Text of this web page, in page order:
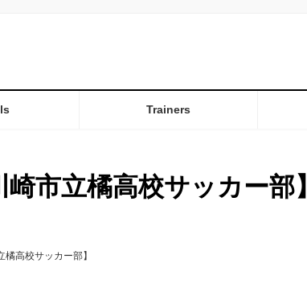
Trainers
市立橘高校サッカー部】
高校サッカー部】